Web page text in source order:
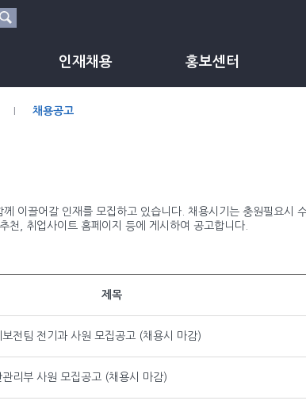
인재채용 홍보센터
채용공고
이끌어갈 인재를 모집하고 있습니다. 채용시기는 충원필요시
천, 취업사이트 홈페이지 등에 게시하여 공고합니다.
제목
보전팀 전기과 사원 모집공고 (채용시 마감)
관리부 사원 모집공고 (채용시 마감)